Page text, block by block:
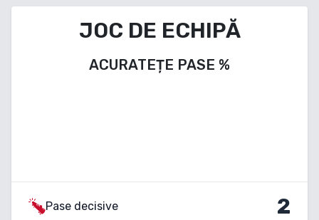
JOC DE ECHIPĂ
ACURATEȚE PASE %
Pase decisive 2